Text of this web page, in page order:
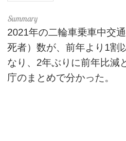
2021年の二輪車乗車中交
死者）数が、前年より1割
なり、2年ぶりに前年比減
庁のまとめで分かった。